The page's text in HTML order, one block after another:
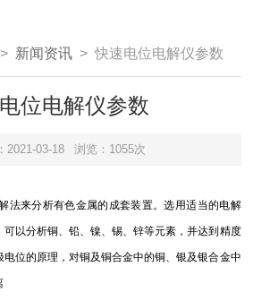
> 新闻资讯 > 快速电位电解仪参数
位电解仪参数
2021-03-18 浏览：1055次
法来分析有色金属的成套装置。选用适当的电解
以分析铜、铅、镍、锡、锌等元素，并达到精度
位的原理，对铜及铜合金中的铜、银及银合金中